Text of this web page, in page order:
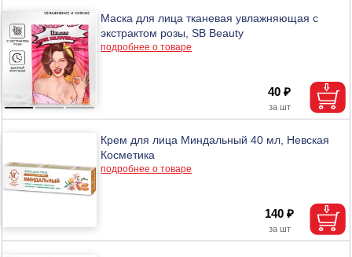
Маска для лица тканевая увлажняющая с
экстрактом розы, SB Beauty
подробнее о товаре
40 ₽
Крем для лица Миндальный 40 мл, Невская
Косметика
подробнее о товаре
140 ₽